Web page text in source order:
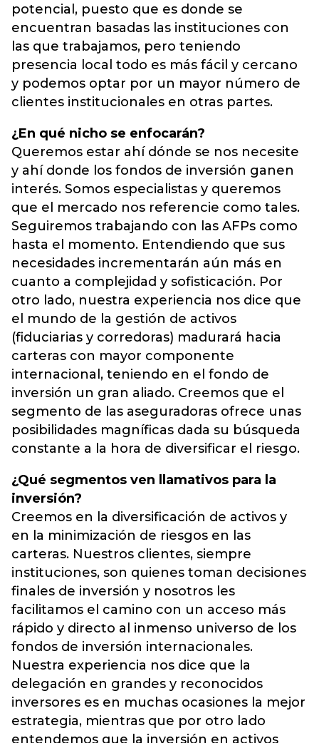
potencial, puesto que es donde se
encuentran basadas las instituciones con
las que trabajamos, pero teniendo
presencia local todo es más fácil y cercano
y podemos optar por un mayor número de
clientes institucionales en otras partes.
¿En qué nicho se enfocarán?
Queremos estar ahí dónde se nos necesite
y ahí donde los fondos de inversión ganen
interés. Somos especialistas y queremos
que el mercado nos referencie como tales.
Seguiremos trabajando con las AFPs como
hasta el momento. Entendiendo que sus
necesidades incrementarán aún más en
cuanto a complejidad y sofisticación. Por
otro lado, nuestra experiencia nos dice que
el mundo de la gestión de activos
(fiduciarias y corredoras) madurará hacia
carteras con mayor componente
internacional, teniendo en el fondo de
inversión un gran aliado. Creemos que el
segmento de las aseguradoras ofrece unas
posibilidades magníficas dada su búsqueda
constante a la hora de diversificar el riesgo.
¿Qué segmentos ven llamativos para la
inversión?
Creemos en la diversificación de activos y
en la minimización de riesgos en las
carteras. Nuestros clientes, siempre
instituciones, son quienes toman decisiones
finales de inversión y nosotros les
facilitamos el camino con un acceso más
rápido y directo al inmenso universo de los
fondos de inversión internacionales.
Nuestra experiencia nos dice que la
delegación en grandes y reconocidos
inversores es en muchas ocasiones la mejor
estrategia, mientras que por otro lado
entendemos que la inversión en activos